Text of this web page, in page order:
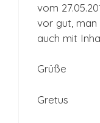
vom
vor gut, man
auch mit
Grüße
Gretus